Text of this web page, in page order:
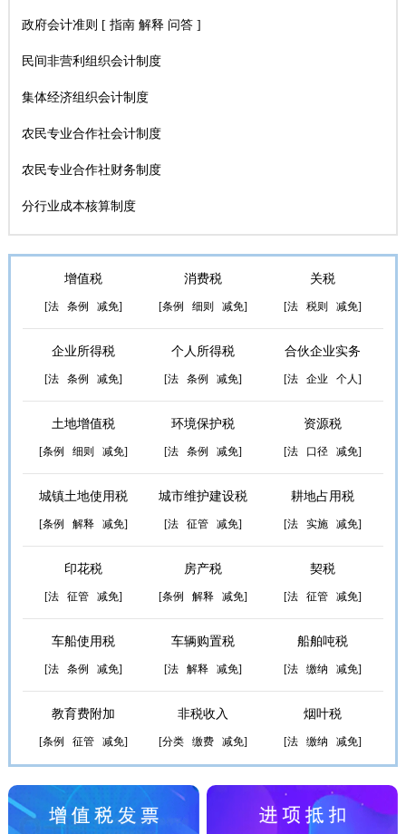
政府会计准则 [ 指南 解释 问答]
民间非营利组织会计制度
集体经济组织会计制度
农民专业合作社会计制度
农民专业合作社财务制度
分行业成本核算制度
增值税
[法 条例 减免]
消费税
[条例 细则 减免]
关税
[法 税则 减免]
企业所得税
[法 条例 减免]
个人所得税
[法 条例 减免]
合伙企业实务
[法 企业 个人]
土地增值税
[条例 细则 减免]
环境保护税
[法 条例 减免]
资源税
[法 口径 减免]
城镇土地使用税
[条例 解释 减免]
城市维护建设税
[法 征管 减免]
耕地占用税
[法 实施 减免]
印花税
[法 征管 减免]
房产税
[条例 解释 减免]
契税
[法 征管 减免]
车船使用税
[法 条例 减免]
车辆购置税
[法 解释 减免]
船舶吨税
[法 缴纳 减免]
教育费附加
[条例 征管 减免]
非税收入
[分类 缴费 减免]
烟叶税
[法 缴纳 减免]